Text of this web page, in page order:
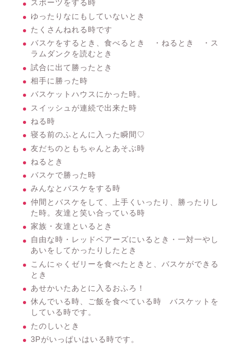
スポーツをする時
ゆったりなにもしていないとき
たくさんねれる時です
バスケをするとき、食べるとき ・ねるとき ・ス
ラムダンクを読むとき
試合に出て勝ったとき
相手に勝った時
バスケットハウスにかった時。
スイッシュが連続で出来た時
ねる時
寝る前のふとんに入った瞬間♡
友だちのともちゃんとあそぶ時
ねるとき
バスケで勝った時
みんなとバスケをする時
仲間とバスケをして、上手くいったり、勝ったりし
た時。友達と笑い合っている時
家族・友達といるとき
自由な時・レッドベアーズにいるとき・一対一やし
あいをしてかったりしたとき
こんにゃくゼリーを食べたときと、バスケができる
とき
あせかいたあとに入るおふろ！
休んでいる時、ご飯を食べている時 バスケットを
している時です。
たのしいとき
3Pがいっぱいはいる時です。